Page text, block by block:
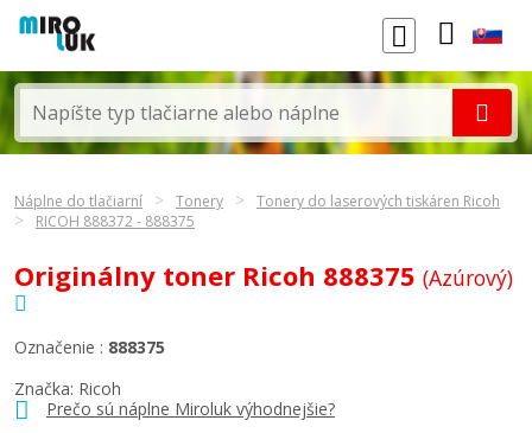
Náplne do tlačiarní Tonery
Tonery do laserových tiskáren Ricoh
RICOH 888372 - 888375
Originálny toner Ricoh 888375 (Azúrový)
Značka: Ricoh
Prečo sú náplne Miroluk výhodnejšie?
Označenie : 888375